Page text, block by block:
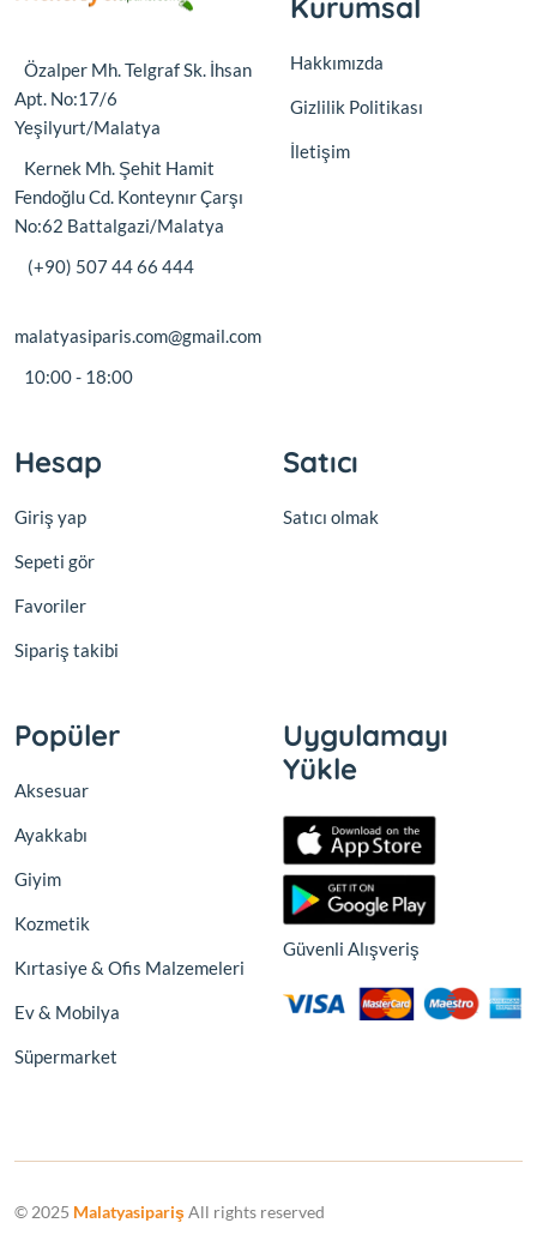
Özalper Mh. Telgraf Sk. İhsan
Apt. No:17/6
Yeşilyurt/Malatya
Kernek Mh. Şehit Hamit
Fendoğlu Cd. Konteynır Çarşı
No:62 Battalgazi/Malatya
(+90) 507 44 66 444
malatyasiparis.com@gmail.com
10:00 - 18:00
Kurumsal
Hakkımızda
Gizlilik Politikası
İletişim
Hesap
Giriş yap
Sepeti gör
Favoriler
Sipariş takibi
Satıcı
Satıcı olmak
Popüler
Aksesuar
Ayakkabı
Giyim
Kozmetik
Kırtasiye & Ofis Malzemeleri
Ev & Mobilya
Süpermarket
Uygulamayı
Yükle
Güvenli Alışveriş
© 2025 MalatyasiparişAll rights reserved